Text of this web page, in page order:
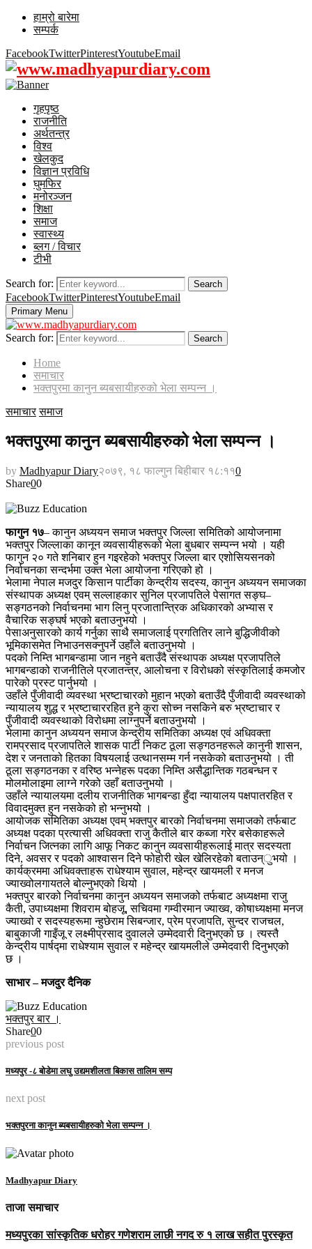
हाम्रो बारेमा
सम्पर्क
FacebookTwitterPinterestYoutubeEmail
गृहपृष्ठ
राजनीति
अर्थतन्त्र
विश्व
खेलकुद
विज्ञान प्रविधि
घुमफिर
मनोरञ्जन
शिक्षा
समाज
स्वास्थ्य
ब्लग / विचार
टीभी
Search for: Search
FacebookTwitterPinterestYoutubeEmail
Primary Menu
Search for: Search
Home
समाचार
भक्तपुरमा कानुन ब्यबसायीहरुको भेला सम्पन्न ।
समाचार समाज
भक्तपुरमा कानुन ब्यबसायीहरुको भेला सम्पन्न ।
by Madhyapur Diary२०७९, १८ फाल्गुन बिहीबार १८:११0
Share00
फागुन १७– कानुन अध्ययन समाज भक्तपुर जिल्ला समितिको आयोजनामा
भक्तपुर जिल्लाका कानून व्यवसायीहरूको भेला बुधबार सम्पन्न भयो । यही
फागुन २० गते शनिबार हुन गइरहेको भक्तपुर जिल्ला बार एशोसियसनको
निर्वाचनका सन्दर्भमा उक्त भेला आयोजना गरिएको हो ।
भेलामा नेपाल मजदुर किसान पार्टीका केन्द्रीय सदस्य, कानुन अध्ययन समाजका
संस्थापक अध्यक्ष एवम् सल्लाहकार सुनिल प्रजापतिले पेसागत सङ्घ–
सङ्गठनको निर्वाचनमा भाग लिनु प्रजातान्त्रिक अधिकारको अभ्यास र
वैचारिक सङ्घर्ष भएको बताउनुभयो ।
पेसाअनुसारको कार्य गर्नुका साथै समाजलाई प्रगतितिर लाने बुद्धिजीवीको
भूमिकासमेत निभाउनसक्नुपर्ने उहाँले बताउनुभयो ।
पदको निम्ति भागबन्डामा जान नहुने बताउँदै संस्थापक अध्यक्ष प्रजापतिले
भागबन्डाको राजनीतिले प्रजातन्त्र, आलोचना र विरोधको संस्कृतिलाई कमजोर
पारेको प्रस्ट पार्नुभयो ।
उहाँले पुँजीवादी व्यवस्था भ्रष्टाचारको मुहान भएको बताउँदै पुँजीवादी व्यवस्थाको
न्यायालय शुद्ध र भ्रष्टाचाररहित हुने कुरा सोच्न नसकिने बरु भ्रष्टाचार र
पुँजीवादी व्यवस्थाको विरोधमा लाग्नुपर्ने बताउनुभयो ।
भेलामा कानुन अध्ययन समाज केन्द्रीय समितिका अध्यक्ष एवं अधिवक्ता
रामप्रसाद प्रजापतिले शासक पार्टी निकट ठूला सङ्गठनहरूले कानुनी शासन,
देश र जनताको हितका विषयलाई उत्थानसम्म गर्न नसकेको बताउनुभयो । ती
ठूला सङ्गठनका र वरिष्ठ भन्नेहरू पदका निम्ति असैद्धान्तिक गठबन्धन र
मोलमोलाइमा लाग्ने गरेको उहाँ बताउनुभयो ।
उहाँले न्यायालयमा दलीय राजनीतिक भागबन्डा हुँदा न्यायालय पक्षपातरहित र
विवादमुक्त हुन नसकेको हो भन्नुभयो ।
आयोजक समितिका अध्यक्ष एवम् भक्तपुर बारको निर्वाचनमा समाजको तर्फबाट
अध्यक्ष पदका प्रत्यासी अधिवक्ता राजु कैतीले बार कब्जा गरेर बसेकाहरूले
निर्वाचन जित्नका लागि आफू निकट कानुन व्यवसायीहरूलाई मात्र सदस्यता
दिने, अवसर र पदको आश्वासन दिने फोहोरी खेल खेलिरहेको बताउन्ुभयो ।
कार्यक्रममा अधिवक्ताहरू राधेश्याम सुवाल, महेन्द्र खायमली र मनज
ज्याख्वोलगायतले बोल्नुभएको थियो ।
भक्तपुर बारको निर्वाचनमा कानुन अध्ययन समाजको तर्फबाट अध्यक्षमा राजु
कैती, उपाध्यक्षमा शिवराम बोहजू, सचिवमा गम्वीरमान ज्याख्व, कोषाध्यक्षमा मनज
ज्याख्वो र सदस्यहरूमा न्हुछेराम सिबन्जार, प्रेम प्रजापति, सुन्दर राजचल,
बाबुकाजी गाइँजू र लक्ष्मीप्रसाद दुवालले उम्मेदवारी दिनुभएको छ । त्यस्तै
केन्द्रीय पार्षद्मा राधेश्याम सुवाल र महेन्द्र खायमलीले उम्मेदवारी दिनुभएको
छ ।
साभार – मजदुर दैनिक
भक्तपुर बार ।
Share00
previous post
मध्यपुर -८ बोडेमा लघु उद्यमशीलता बिकास तालिम सम्प
next post
भक्तपुरना कानुन ब्यबसायीहरुको भेला सम्पन्न ।
Madhyapur Diary
ताजा समाचार
मध्यपुरका सांस्कृतिक धरोहर गणेशराम लाछी नगद रु १ लाख सहीत पुरस्कृत